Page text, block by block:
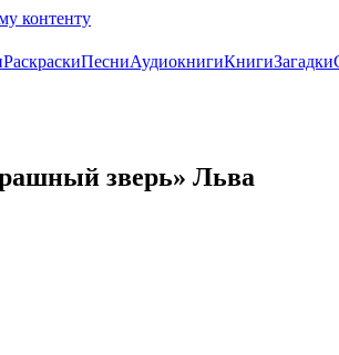
контенту
РаскраскиПесниАудиокнигиКнигиЗагадки
зверь» Льва